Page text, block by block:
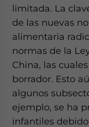
limitada. La
de las nuevas
alimentaria
normas de la
China, las
borrador. Esto
algunos
ejemplo, se ha
infantiles